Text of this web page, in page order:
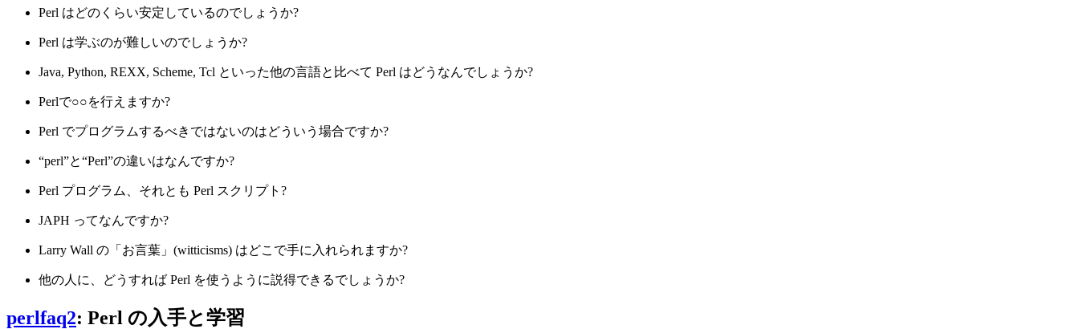
Perl はどのくらい安定しているのでしょうか?
Perl は学ぶのが難しいのでしょうか?
Java, Python, REXX, Scheme, Tcl といった他の言語と比べて Perl はどうなんでしょうか?
Perlで○○を行えますか?
Perl でプログラムするべきではないのはどういう場合ですか?
“perl”と“Perl”の違いはなんですか?
Perl プログラム、それとも Perl スクリプト?
JAPH ってなんですか?
Larry Wall の「お言葉」(witticisms) はどこで手に入れられますか?
他の人に、どうすれば Perl を使うように説得できるでしょうか?
perlfaq2: Perl の入手と学習